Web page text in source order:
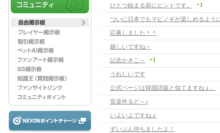
ひとつ始まる前にヒントです。
+1
応募しました＾＾
嬉しいですね～
記念かきこ～
+1
うれしいです
公式ページは韓国語版と似てますねぇ。
音楽作るど～♪
いよいよですねぇ
ずいぶん待ちましたよ！